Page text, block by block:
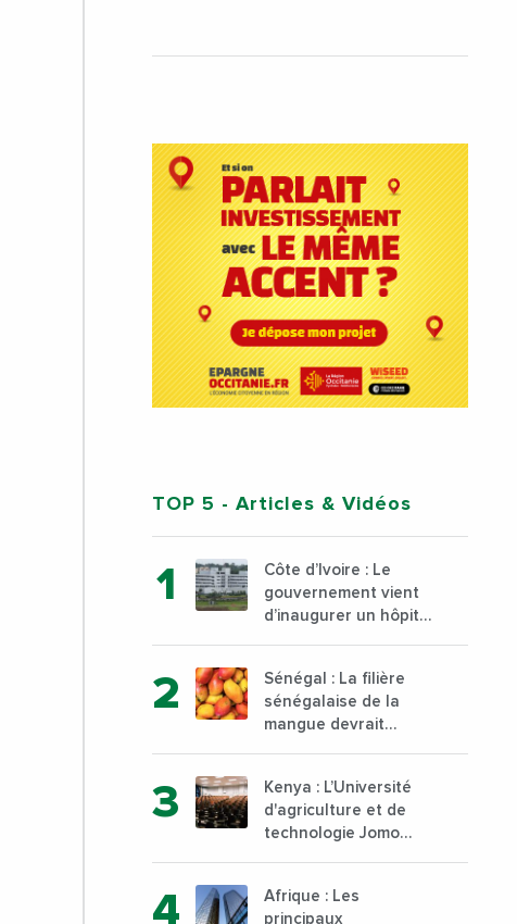
TOP 5 - Articles & Vidéos
Côte d’Ivoire : Le
gouvernement vient
d’inaugurer un hôpital
au sud du pays
Sénégal : La filière
sénégalaise de la
mangue devrait
000 tonnes produites
Kenya : L’Université
d'agriculture et de
technologie Jomo
formation technique
Afrique : Les
principaux